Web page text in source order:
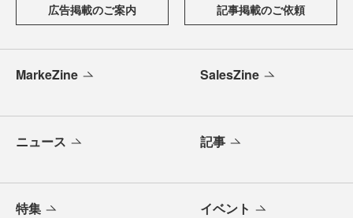
広告掲載のご案内 記事掲載のご依頼
MarkeZine SalesZine
ニュース 記事
特集 イベント